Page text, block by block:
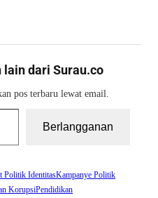
dari Surau.co
pos terbaru lewat email.
Berlangganan
Politik IdentitasKampanye Politik
KorupsiPendidikan